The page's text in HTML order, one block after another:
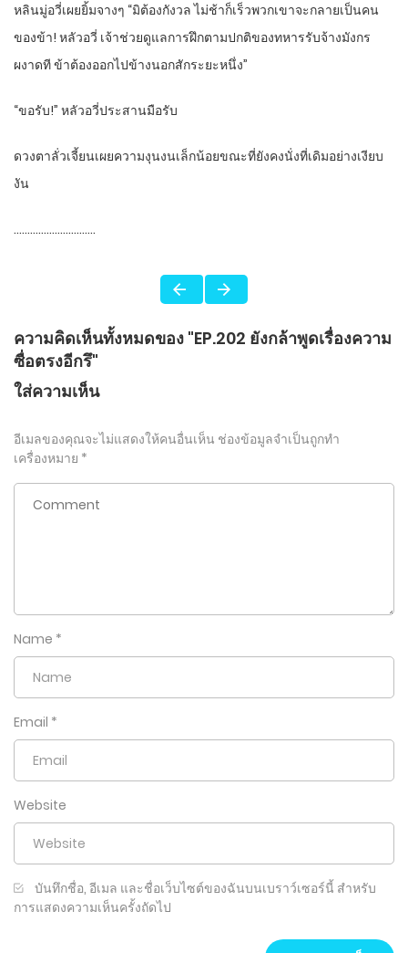
หลินมู่อวี่เผยยิ้มจางๆ “มิต้องกังวล ไม่ช้าก็เร็วพวกเขาจะกลายเป็นคน
ของข้า! หลัวอวี่ เจ้าช่วยดูแลการฝึกตามปกติของทหารรับจ้างมังกร
ผงาดที ข้าต้องออกไปข้างนอกสักระยะหนึ่ง”
“ขอรับ!” หลัวอวี่ประสานมือรับ
ดวงตาลั่วเจี้ยนเผยความงุนงนเล็กน้อยขณะที่ยังคงนั่งที่เดิมอย่างเงียบ
งัน
…………………………
ความคิดเห็นทั้งหมดของ "EP.202 ยังกล้าพูดเรื่องความ
ซื่อตรงอีกรึ"
ใส่ความเห็น
อีเมลของคุณจะไม่แสดงให้คนอื่นเห็น ช่องข้อมูลจำเป็นถูกทำ
เครื่องหมาย *
Name *
Email *
Website
บันทึกชื่อ, อีเมล และชื่อเว็บไซต์ของฉันบนเบราว์เซอร์นี้ สำหรับ
การแสดงความเห็นครั้งถัดไป